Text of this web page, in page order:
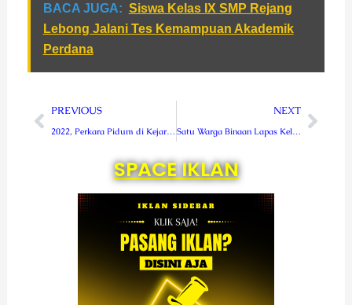
BACA JUGA: Siswa Kelas IX SMP Rejang
Lebong Jalani Tes Kemampuan Akademik
Perdana
Prev
PREVIOUS
2022, Perkara Pidum di Kejari RL Meningkat dan Kerugian Negara Berhasil Dipulihkan Segini !
NEXTNext
SPACE IKLAN